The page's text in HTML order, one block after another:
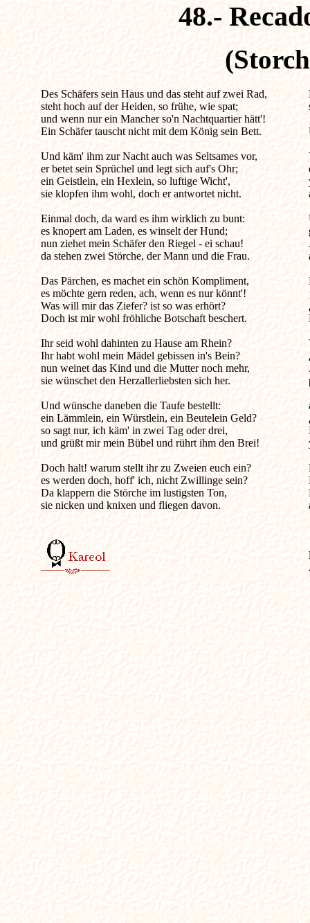
48.-
Des Schäfers sein Haus und das steht auf zwei Rad,
steht hoch auf der Heiden, so frühe, wie spat;
und wenn nur ein Mancher so'n Nachtquartier hätt'!
Ein Schäfer tauscht nicht mit dem König sein Bett.
Und käm' ihm zur Nacht auch was Seltsames vor,
er betet sein Sprüchel und legt sich auf's Ohr;
ein Geistlein, ein Hexlein, so luftige Wicht',
sie klopfen ihm wohl, doch er antwortet nicht.
Einmal doch, da ward es ihm wirklich zu bunt:
es knopert am Laden, es winselt der Hund;
nun ziehet mein Schäfer den Riegel - ei schau!
da stehen zwei Störche, der Mann und die Frau.
Das Pärchen, es machet ein schön Kompliment,
es möchte gern reden, ach, wenn es nur könnt'!
Was will mir das Ziefer? ist so was erhört?
Doch ist mir wohl fröhliche Botschaft beschert.
Ihr seid wohl dahinten zu Hause am Rhein?
Ihr habt wohl mein Mädel gebissen in's Bein?
nun weinet das Kind und die Mutter noch mehr,
sie wünschet den Herzallerliebsten sich her.
Und wünsche daneben die Taufe bestellt:
ein Lämmlein, ein Würstlein, ein Beutelein Geld?
so sagt nur, ich käm' in zwei Tag oder drei,
und grüßt mir mein Bübel und rührt ihm den Brei!
Doch halt! warum stellt ihr zu Zweien euch ein?
es werden doch, hoff' ich, nicht Zwillinge sein?
Da klappern die Störche im lustigsten Ton,
sie nicken und knixen und fliegen davon.